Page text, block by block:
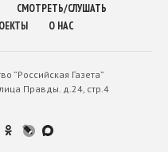
СМОТРЕТЬ/СЛУШАТЬ
О НАС
”Российская Газета”
Правды. д.24, стр.4